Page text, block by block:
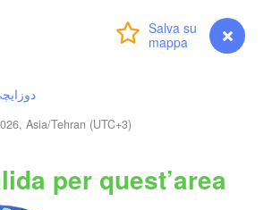
myVentusky Previsione
Asia/Tehran (UTC+3)
per quest’area
(Kyzylorda)
UZBEKISTAN